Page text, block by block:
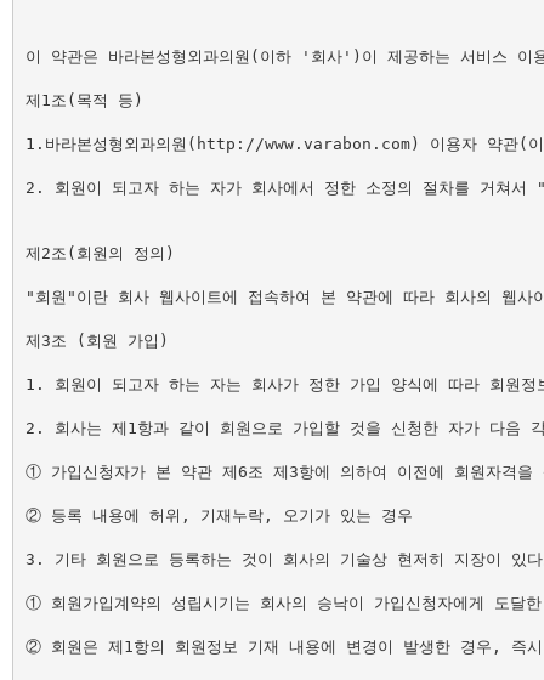
이 약관은 바라본성형외과의원(이하 '회사')이 제공하는 서비스 이
제1조(목적 등)
1.바라본성형외과의원(http://www.varabon.com) 이용자 약관(이
2. 회원이 되고자 하는 자가 회사에서 정한 소정의 절차를 거쳐서
제2조(회원의 정의)
"회원"이란 회사 웹사이트에 접속하여 본 약관에 따라 회사의 웹
제3조 (회원 가입)
1. 회원이 되고자 하는 자는 회사가 정한 가입 양식에 따라 회원
2. 회사는 제1항과 같이 회원으로 가입할 것을 신청한 자가 다음
① 가입신청자가 본 약관 제6조 제3항에 의하여 이전에 회원자격
② 등록 내용에 허위, 기재누락, 오기가 있는 경우
3. 기타 회원으로 등록하는 것이 회사의 기술상 현저히 지장이 있
① 회원가입계약의 성립시기는 회사의 승낙이 가입신청자에게 도달
② 회원은 제1항의 회원정보 기재 내용에 변경이 발생한 경우, 즉